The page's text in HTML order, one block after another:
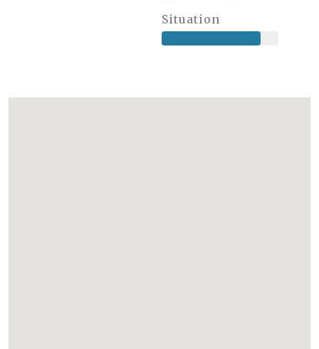
Situation